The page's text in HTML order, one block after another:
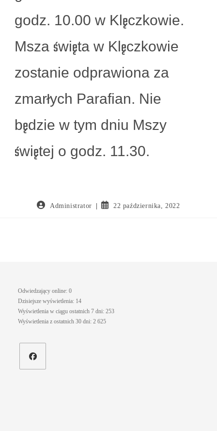
godz. 10.00 w Klęczkowie.
Msza święta w Klęczkowie
zostanie odprawiona za
zmarłych Parafian. Nie
będzie w tym dniu Mszy
świętej o godz. 11.30.
Administrator 22 października, 2022
Odwiedzający online:0
Dzisiejsze wyświetlenia: 14
Wyświetlenia w ciągu ostatnich 7 dni:253
Wyświetlenia z ostatnich 30 dni:2 625